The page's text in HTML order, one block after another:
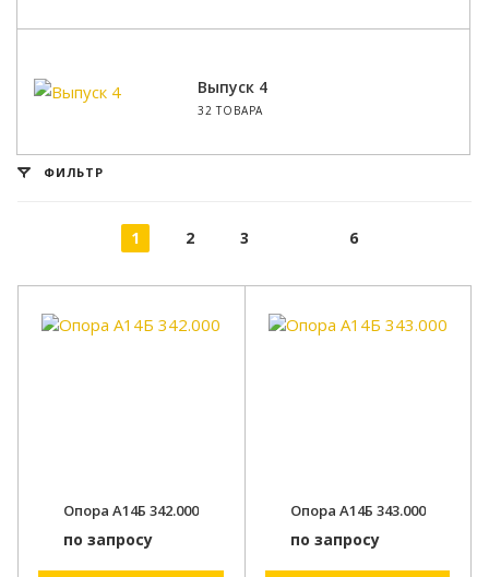
Выпуск 4
32 ТОВАРА
ФИЛЬТР
1 2 3 6
Опора А14Б 342.000
по запросу
Опора А14Б 343.000
по запросу